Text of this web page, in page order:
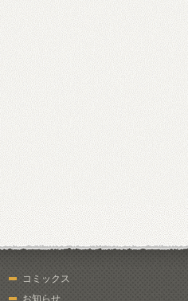
コミックス
お知らせ